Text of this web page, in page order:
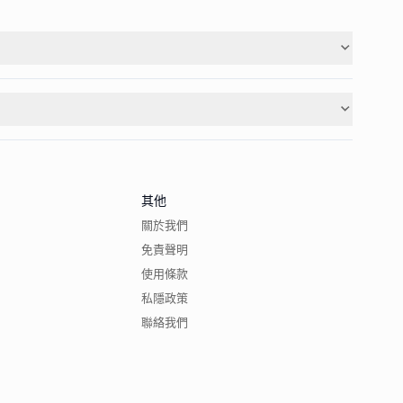
其他
關於我們
免責聲明
使用條款
私隱政策
聯絡我們